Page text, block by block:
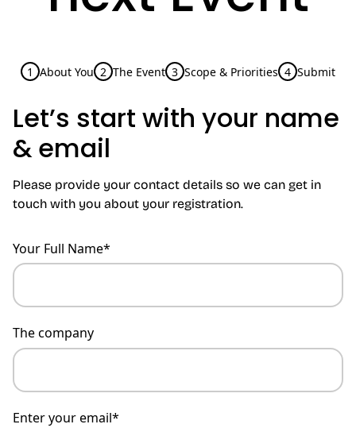
1 About You 2 The Event 3 Scope & Priorities 4 Submit
Let’s start with your name
& email
Please provide your contact details so we can get in
touch with you about your registration.
Your Full Name*
The company
Enter your email*